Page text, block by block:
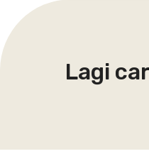
Lagi